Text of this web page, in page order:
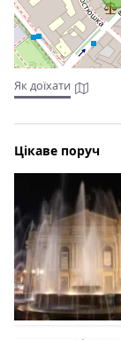
Як доїхати
Цікаве поруч